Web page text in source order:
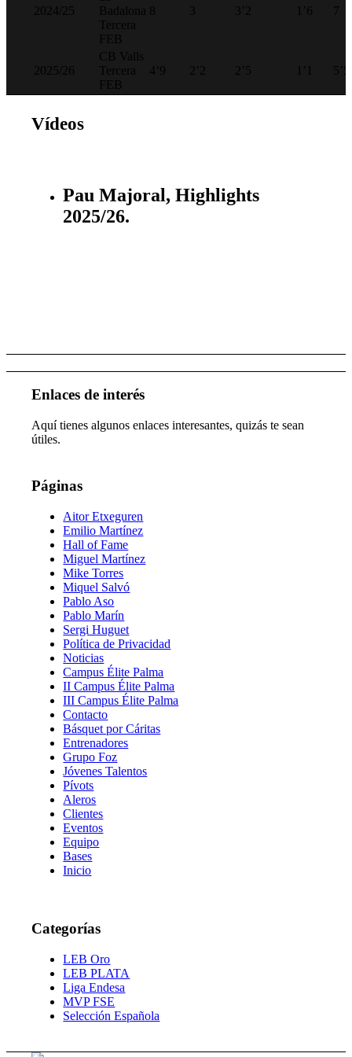
2024/25
Badalona
Tercera
FEB
8 3 3’2 1’6 7
2025/26
CB Valls
Tercera
FEB
4’9 2’2 2’5 5’5
Vídeos
Pau Majoral, Highlights
2025/26.
Enlaces de interés
Aquí tienes algunos enlaces interesantes, quizás te sean
útiles.
Páginas
Aitor Etxeguren
Emilio Martínez
Hall of Fame
Miguel Martínez
Mike Torres
Miquel Salvó
Pablo Aso
Pablo Marín
Sergi Huguet
Política de Privacidad
Noticias
Campus Élite Palma
II Campus Élite Palma
III Campus Élite Palma
Contacto
Básquet por Cáritas
Entrenadores
Grupo Foz
Jóvenes Talentos
Pívots
Aleros
Clientes
Eventos
Equipo
Bases
Inicio
Categorías
LEB Oro
LEB PLATA
Liga Endesa
MVP FSE
Selección Española